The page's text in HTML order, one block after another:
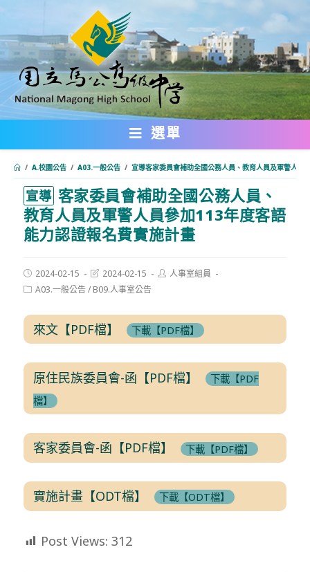
轉
主
要
內
選單
/ A.校園公告 / A03.一般公告 / 宣導客家委員會補助全國公務人員、教育人員及軍警人員
宣導 客家委員會補助全國公務人員、
教育人員及軍警人員參加113年度客語
能力認證報名費實施計畫
Post
published:
2024-02-15
Post
modified:
2024-02-15
Post人事室組員
PostA03.一般公告/ B09.人事室公告
來文【PDF檔】 下載【PDF檔】
原住民族委員會-函【PDF檔】
下載【PDF
檔】
客家委員會-函【PDF檔】 下載【PDF檔】
實施計畫【ODT檔】 下載【ODT檔】
Post Views: 312